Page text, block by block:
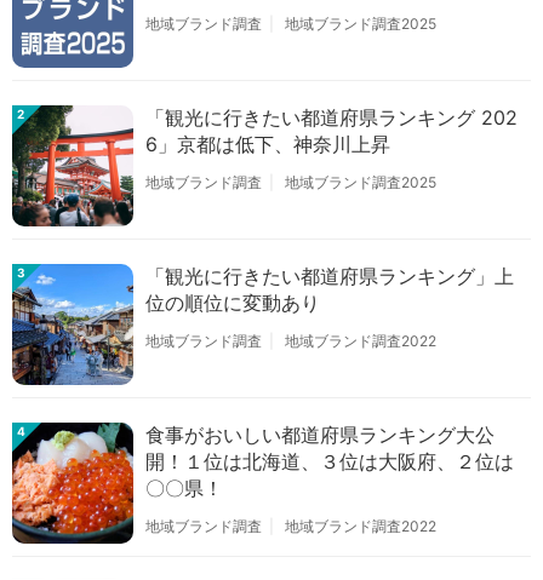
地域ブランド調査 地域ブランド調査2025
2
「観光に行きたい都道府県ランキング 202
6」京都は低下、神奈川上昇
地域ブランド調査 地域ブランド調査2025
3
「観光に行きたい都道府県ランキング」上
位の順位に変動あり
地域ブランド調査 地域ブランド調査2022
4
食事がおいしい都道府県ランキング大公
開！１位は北海道、３位は大阪府、２位は
〇〇県！
地域ブランド調査 地域ブランド調査2022